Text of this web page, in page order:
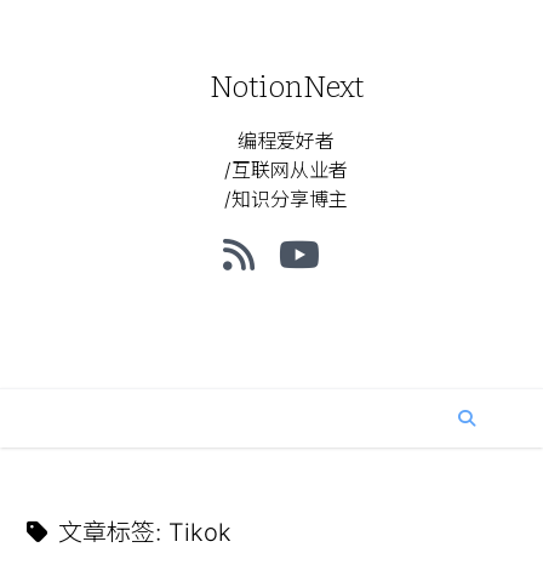
NotionNext
编程爱好者
/互联网从业者
/知识分享博主
文章标签: Tikok